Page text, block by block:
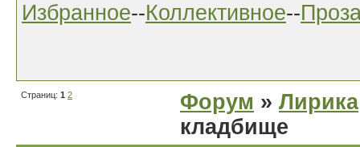
Избранное--Коллективное--
Страниц: 1 2 Форум » Лирика
кладбище